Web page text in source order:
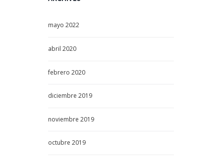
mayo 2022
abril 2020
febrero 2020
diciembre 2019
noviembre 2019
octubre 2019